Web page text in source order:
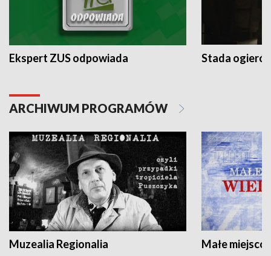
Ekspert ZUS odpowiada Stada
ARCHIWUM PROGRAMÓW
Muzealia Regionalia Małe